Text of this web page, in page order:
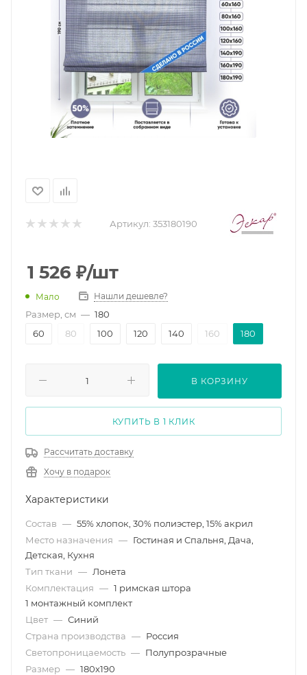
Артикул: 353180190
1 526 ₽/шт
Мало Нашли дешевле?
Размер, см — 180
60
80 100 120 140 160 180
В КОРЗИНУ
КУПИТЬ В 1 КЛИК
Рассчитать доставку
Хочу в подарок
Характеристики
Состав — 55% хлопок, 30% полиэстер, 15% акрил
Место назначения — Гостиная и Спальня, Дача,
Детская, Кухня
Тип ткани — Лонета
Комплектация — 1 римская штора
1 монтажный комплект
Цвет — Синий
Страна производства — Россия
Светопроницаемость — Полупрозрачные
Размер — 180х190